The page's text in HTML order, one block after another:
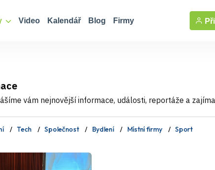
Video Kalendář Blog Firmy
vám nejnovější informace, události, reportáže a
Tech Společnost Bydlení Místní firmy Sport